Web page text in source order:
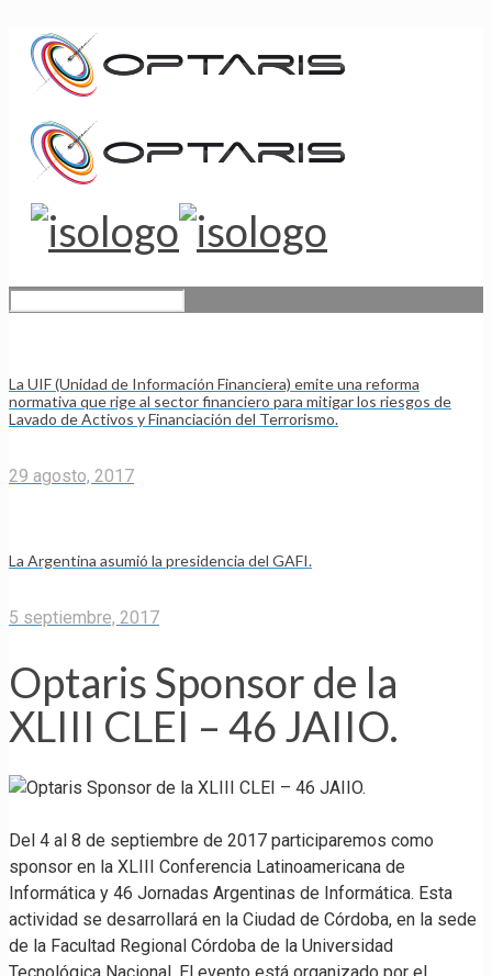
La UIF (Unidad de Información Financiera) emite una reforma
normativa que rige al sector financiero para mitigar los riesgos de
Lavado de Activos y Financiación del Terrorismo.
29 agosto, 2017
La Argentina asumió la presidencia del GAFI.
5 septiembre, 2017
Optaris Sponsor de la
XLIII CLEI – 46 JAIIO.
Del 4 al 8 de septiembre de 2017 participaremos como
sponsor en la XLIII Conferencia Latinoamericana de
Informática y 46 Jornadas Argentinas de Informática. Esta
actividad se desarrollará en la Ciudad de Córdoba, en la sede
de la Facultad Regional Córdoba de la Universidad